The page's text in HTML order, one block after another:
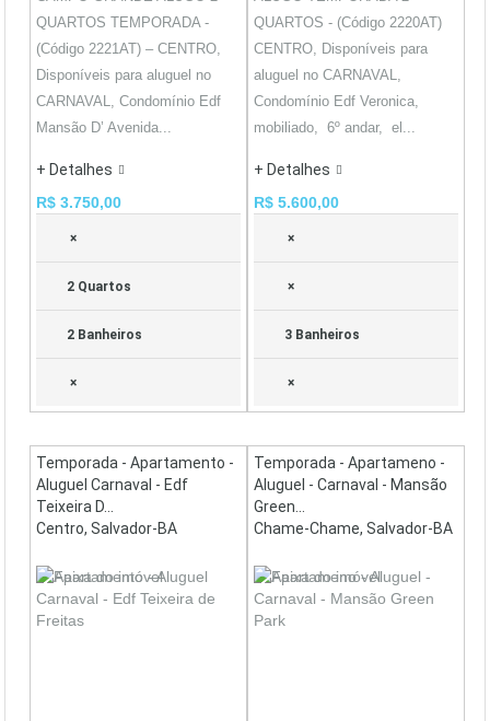
QUARTOS TEMPORADA -
(Código 2221AT) – CENTRO,
Disponíveis para aluguel no
CARNAVAL, Condomínio Edf
Mansão D’ Avenida...
+ Detalhes
R$ 3.750,00
×
2 Quartos
2 Banheiros
×
QUARTOS - (Código 2220AT)
CENTRO, Disponíveis para
aluguel no CARNAVAL,
Condomínio Edf Veronica,
mobiliado, 6º andar, el...
+ Detalhes
R$ 5.600,00
×
×
3 Banheiros
×
Temporada - Apartamento -
Aluguel Carnaval - Edf
Teixeira D...
Centro, Salvador-BA
Temporada - Apartameno -
Aluguel - Carnaval - Mansão
Green...
Chame-Chame, Salvador-BA